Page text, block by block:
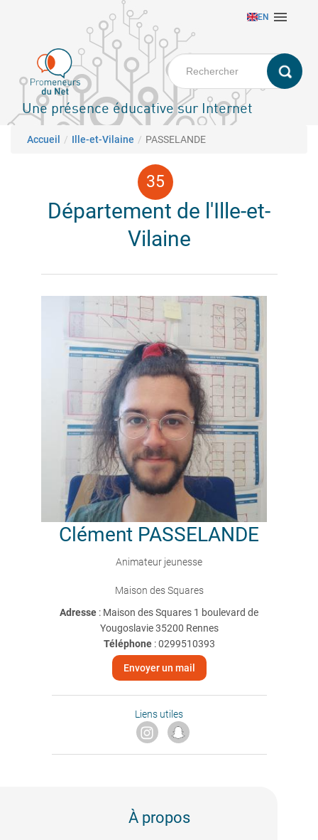
principal
EN 
Une présence éducative sur Internet
Fil d'Ariane
Accueil Ille-et-Vilaine PASSELANDE
Département de l'Ille-et-
Vilaine
Clément PASSELANDE
Animateur jeunesse
Maison des Squares
Adresse : Maison des Squares 1 boulevard de
Yougoslavie 35200 Rennes
Téléphone:0299510393
Envoyer un mail
Liens utiles
À propos